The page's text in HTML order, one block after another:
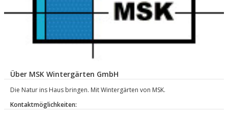
Über MSK Wintergärten GmbH
Die Natur ins Haus bringen. Mit Wintergärten von MSK.
Kontaktmöglichkeiten: